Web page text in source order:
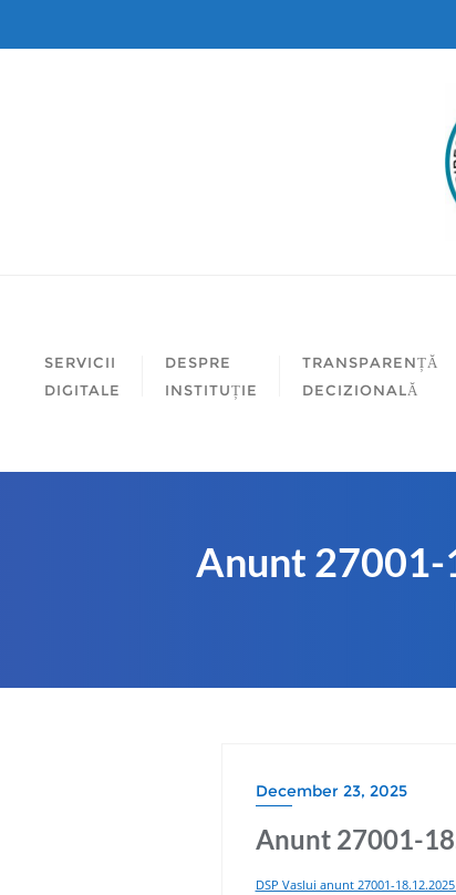
SERVICII
DIGITALE
DESPRE
INSTITUȚIE
TRANSPARENȚĂ
DECIZIONALĂ
Anunt 27001-
December 23, 2025
Anunt 27001-
DSP Vaslui anunt 27001-